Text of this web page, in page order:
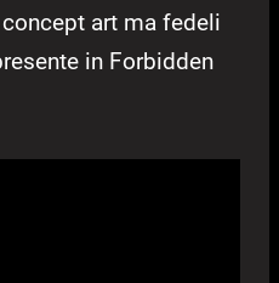
art ma fedeli
in Forbidden